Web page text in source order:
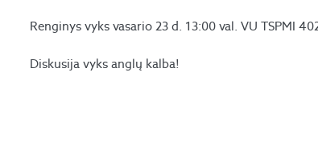
Renginys vyks vasario 23 d. 13:00 val. VU TSPMI
Diskusija vyks anglų kalba!